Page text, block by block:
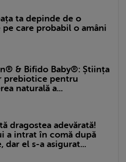
ta depinde de o
pe care probabil o amâni
& Bifido Baby®: Știința
prebiotice pentru
naturală a...
dragostea adevărată!
a intrat în comă după
dar el s-a asigurat...